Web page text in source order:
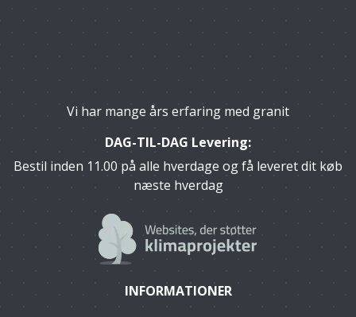
Vi har mange års erfaring med granit
DAG-TIL-DAG Levering:
Bestil inden 11.00 på alle hverdage og få leveret dit køb
næste hverdag
INFORMATIONER